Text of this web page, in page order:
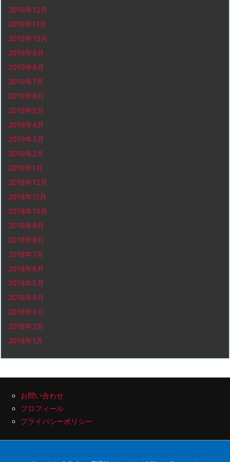
2019年12月
2019年11月
2019年10月
2019年9月
2019年8月
2019年7月
2019年6月
2019年5月
2019年4月
2019年3月
2019年2月
2019年1月
2018年12月
2018年11月
2018年10月
2018年9月
2018年8月
2018年7月
2018年6月
2018年5月
2018年4月
2018年3月
2018年2月
2018年1月
お問い合わせ
プロフィール
プライバシーポリシー